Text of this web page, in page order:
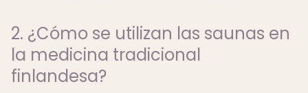
2. ¿Cómo se utilizan las saunas en
la medicina tradicional
finlandesa?